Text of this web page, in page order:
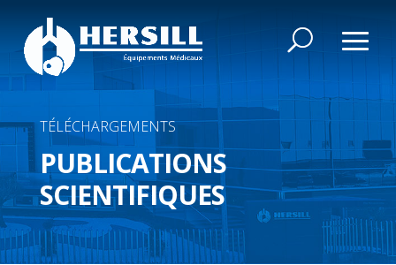
TÉLÉCHARGEMENTS
PUBLICATIONS
SCIENTIFIQUES